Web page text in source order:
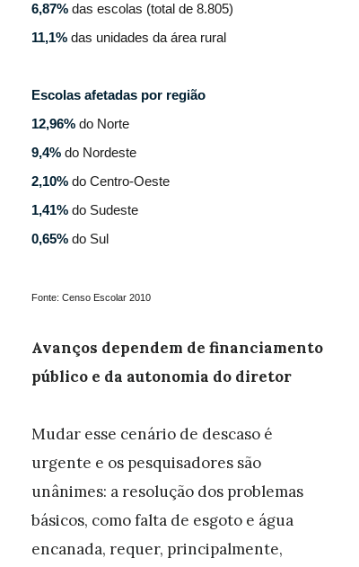
6,87% das escolas (total de 8.805)
11,1% das unidades da área rural
Escolas afetadas por região
12,96% do Norte
9,4% do Nordeste
2,10% do Centro-Oeste
1,41% do Sudeste
0,65% do Sul
Fonte: Censo Escolar 2010
Avanços dependem de financiamento
público e da autonomia do diretor
Mudar esse cenário de descaso é
urgente e os pesquisadores são
unânimes: a resolução dos problemas
básicos, como falta de esgoto e água
encanada, requer, principalmente,